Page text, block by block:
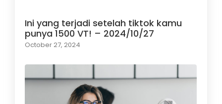
Ini yang terjadi setelah tiktok kamu
punya 1500 VT! – 2024/10/27
October 27, 2024